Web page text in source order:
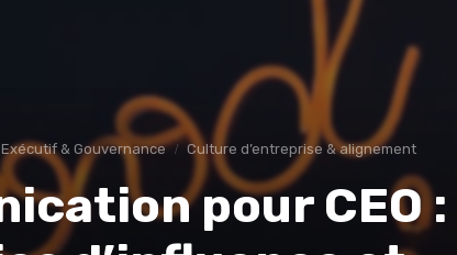
& Gouvernance Culture d’entreprise & alignement
pour CEO :